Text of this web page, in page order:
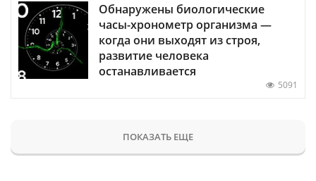
Обнаружены биологические
часы-хронометр организма —
когда они выходят из строя,
развитие человека
останавливается
5091
ПОКАЗАТЬ ЕЩЕ